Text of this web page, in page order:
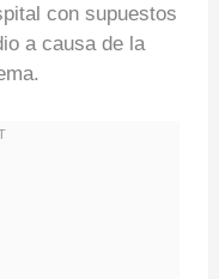
con supuestos
a causa de la